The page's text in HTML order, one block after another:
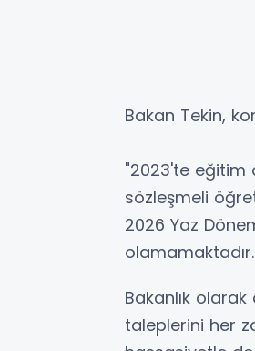
Bakan Tekin,
"2023'te eğitim
sözleşmeli
2026 Yaz
olamamaktadır.
Bakanlık
taleplerini her